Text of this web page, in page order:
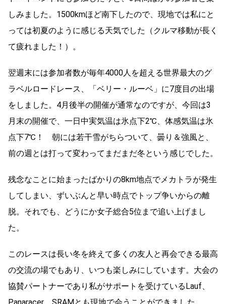
しみました。1500kmほど南下したので、現地では私にと
っては初夏のように感じる天気でした（クルマ移動が長く
て疲れました！）。
翌週末には参加者数が毎年4000人を超える世界最大のグ
ラベルロードレース、「ベリー・ルーベ」に7度目の出場
をしました。4月後半の開催が通常なのですが、今回は3
月末の開催で、一日中実気温は氷点下2℃、体感気温は氷
点下7℃！ 朝には若干雪がちらついて、曇り＆強風と、
前の週とは打って変わってまだまだ冬という感じでした。
残念なことに始まったばかりの8km地点でメカトラが発生
してしまい、ずいぶんと早い時点でトップ争いからの離
脱。それでも、どうにか女子総合5位まで追い上げまし
た。
このレースは長い冬を終えて多くの友人と再会できる最高
の交流の場でもあり、いつも楽しみにしています。大会の
協賛パートナーであり私がサポートを受けているLauf、